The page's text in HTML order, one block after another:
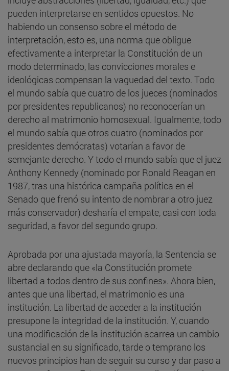
pueden interpretarse en sentidos opuestos. No
habiendo un consenso sobre el método de
interpretación, esto es, una norma que obligue
efectivamente a interpretar la Constitución de un
modo determinado, las convicciones morales e
ideológicas compensan la vaguedad del texto. Todo
el mundo sabía que cuatro de los jueces (nominados
por presidentes republicanos) no reconocerían un
derecho al matrimonio homosexual. Igualmente, todo
el mundo sabía que otros cuatro (nominados por
presidentes demócratas) votarían a favor de
semejante derecho. Y todo el mundo sabía que el juez
Anthony Kennedy (nominado por Ronald Reagan en
1987, tras una histórica campaña política en el
Senado que frenó su intento de nombrar a otro juez
más conservador) desharía el empate, casi con toda
seguridad, a favor del segundo grupo.
Aprobada por una ajustada mayoría, la Sentencia se
abre declarando que «la Constitución promete
libertad a todos dentro de sus confines». Ahora bien,
antes que una libertad, el matrimonio es una
institución. La libertad de acceder a la institución
presupone la integridad de la institución. Y, cuando
una modificación de la institución acarrea un cambio
sustancial en su significado, tarde o temprano los
nuevos principios han de seguir su curso y dar paso a